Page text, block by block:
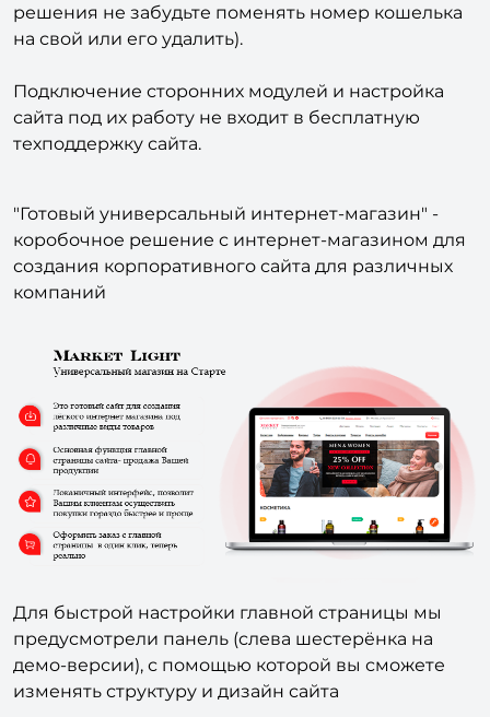
решения не забудьте поменять номер кошелька
на свой или его удалить).
Подключение сторонних модулей и настройка
сайта под их работу не входит в бесплатную
техподдержку сайта.
"Готовый универсальный интернет-магазин" -
коробочное решение с интернет-магазином для
создания корпоративного сайта для различных
компаний
Для быстрой настройки главной страницы мы
предусмотрели панель (слева шестерёнка на
демо-версии), с помощью которой вы сможете
изменять структуру и дизайн сайта